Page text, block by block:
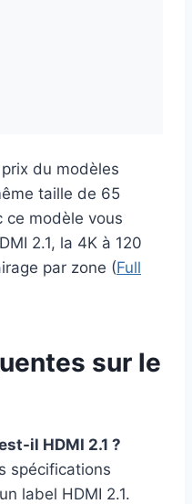
du modèles
taille de 65
ce modèle vous
2.1, la 4K à 120
par zone (Full
sur le
il HDMI 2.1 ?
spécifications
label HDMI 2.1.